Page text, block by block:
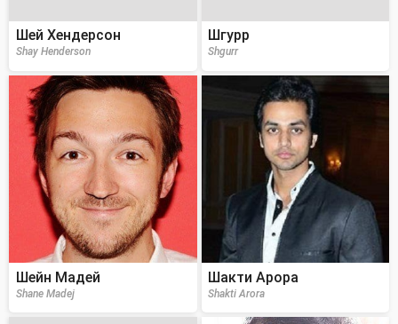
Шей Хендерсон
Shay Henderson
Шгурр
Shgurr
Шейн Мадей
Shane Madej
Шакти Арора
Shakti Arora